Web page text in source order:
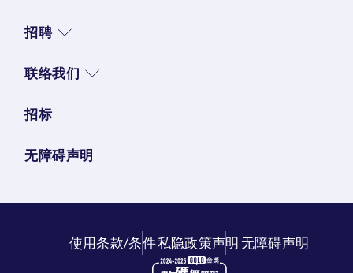
招聘
联络我们
招标
无障碍声明
使用条款/条件私隐政策声明无障碍声明